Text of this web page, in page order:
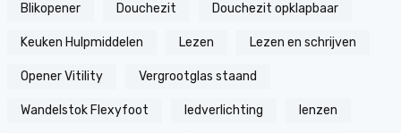
Blikopener Douchezit Douchezit opklapbaar
Keuken Hulpmiddelen Lezen Lezen en schrijven
Opener Vitility Vergrootglas staand
Wandelstok Flexyfoot ledverlichting lenzen